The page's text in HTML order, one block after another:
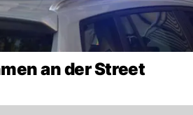
an der Street